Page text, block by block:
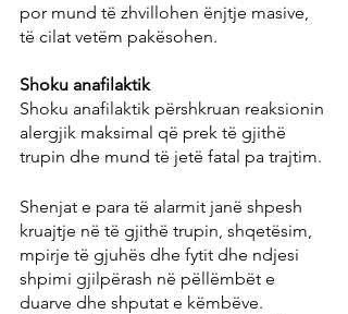
por mund të zhvillohen ënjtje masive,
të cilat vetëm pakësohen.
Shoku anafilaktik
Shoku anafilaktik përshkruan reaksionin
alergjik maksimal që prek të gjithë
trupin dhe mund të jetë fatal pa trajtim.
Shenjat e para të alarmit janë shpesh
kruajtje në të gjithë trupin, shqetësim,
mpirje të gjuhës dhe fytit dhe ndjesi
shpimi gjilpërash në pëllëmbët e
duarve dhe shputat e këmbëve.